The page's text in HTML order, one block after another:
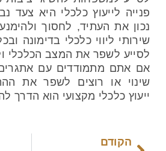
פנייה לייעוץ כלכלי היא צעד
נכון את העתיד, לחסוך
שירותי ליווי כלכלי בדימונה
לסייע לשפר את המצב הכלכלי
אם אתם מתמודדים עם אתגרים
שינוי או רוצים לשפר את
ייעוץ כלכלי מקצועי הוא הדרך
הקודם